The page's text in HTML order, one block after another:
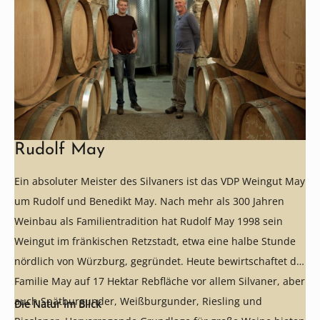
Rudolf May
Ein absoluter Meister des Silvaners ist das VDP Weingut May
um Rudolf und Benedikt May. Nach mehr als 300 Jahren
Weinbau als Familientradition hat Rudolf May 1998 sein
Weingut im fränkischen Retzstadt, etwa eine halbe Stunde
nördlich von Würzburg, gegründet. Heute bewirtschaftet die
Familie May auf 17 Hektar Rebfläche vor allem Silvaner, aber
auch Spätburgunder, Weißburgunder, Riesling und
Die Natur im Blick